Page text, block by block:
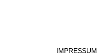
IMPRESSUM